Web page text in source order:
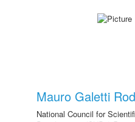
Mauro Galetti
National Council for